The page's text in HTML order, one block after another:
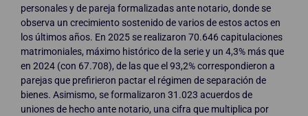
personales y de pareja formalizadas ante notario, donde se
observa un crecimiento sostenido de varios de estos actos en
los últimos años. En 2025 se realizaron 70.646 capitulaciones
matrimoniales, máximo histórico de la serie y un 4,3% más que
en 2024 (con 67.708), de las que el 93,2% correspondieron a
parejas que prefirieron pactar el régimen de separación de
bienes. Asimismo, se formalizaron 31.023 acuerdos de
uniones de hecho ante notario, una cifra que multiplica por